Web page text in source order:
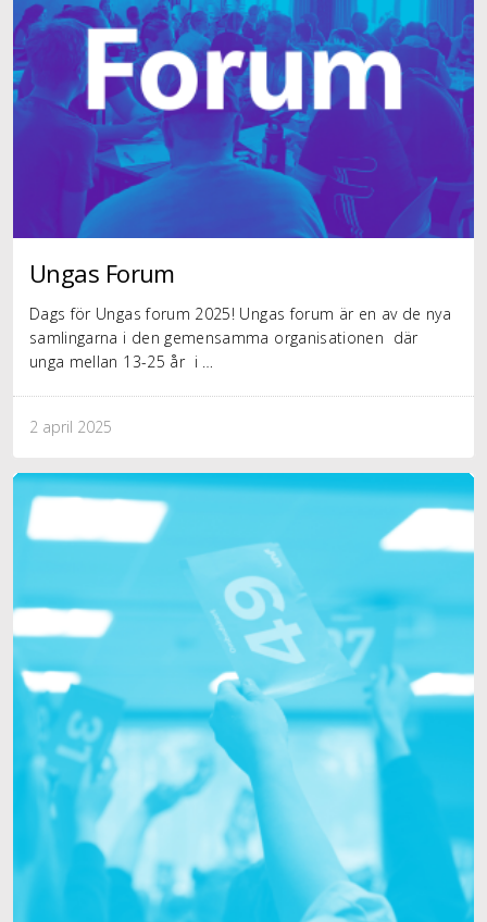
Ungas Forum
Dags för Ungas forum 2025! Ungas forum är en av de nya
samlingarna i den gemensamma organisationen där
unga mellan 13-25 år i …
2 april 2025